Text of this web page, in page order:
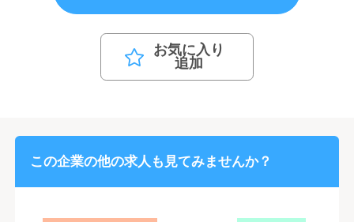
お気に入り
追加
この企業の他の求人も見てみませんか？